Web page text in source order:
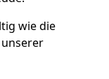
wie die